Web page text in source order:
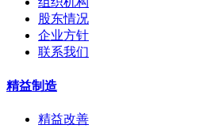
股东情况
企业方针
联系我们
精益制造
精益改善